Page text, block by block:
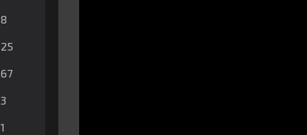
8
25
67
3
1